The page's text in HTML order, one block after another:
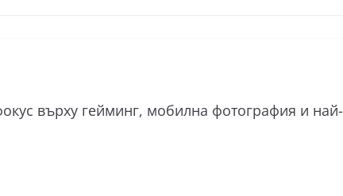
върху гейминг, мобилна фотография и най-